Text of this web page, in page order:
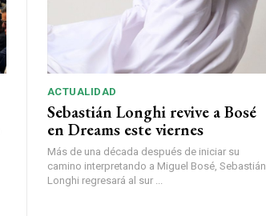
ACTUALIDAD
Sebastián Longhi revive a Bosé
en Dreams este viernes
Más de una década después de iniciar su
camino interpretando a Miguel Bosé, Sebastián
Longhi regresará al sur ...